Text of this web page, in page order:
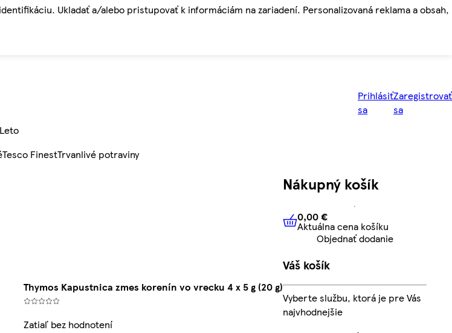
Ukladať a/alebo pristupovať k informáciám na zariadení. Personalizovaná reklama a obsah,
Prihlásiť
sa
Zaregistrovať
sa
Leto
Tesco FinestTrvanlivé potraviny
Thymos Kapustnica zmes korenín vo vrecku 4 x 5 g (20 g)
Zatiaľ bez hodnotení
Nákupný košík
0,00 € Aktuálna cena košíku
0,00 €
Aktuálna cena košíku
Objednať dodanie
Váš košík
Vyberte službu, ktorá je pre Vás
najvhodnejšie